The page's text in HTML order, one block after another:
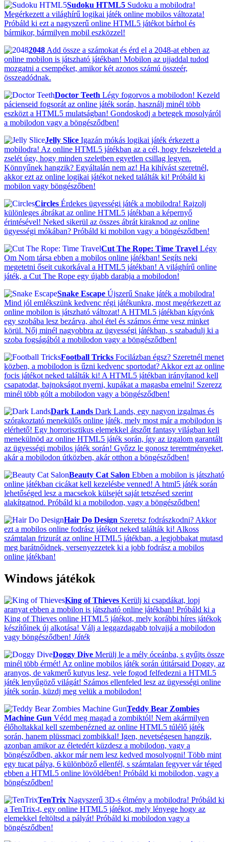
Sudoku HTML5 Sudoku a mobilodra!
Megérkezett a világhírű logikai játék online mobilos változata!
Próbáld ki ezt a nagyszerű online HTML5 játékot bárhol és
bármikor, bármilyen mobil eszközzel!
2048 Add össze a számokat és érd el a 2048-at ebben az
online mobilon is játszható játékban! Mobilon az ujjaddal tudod
mozgatni a csempéket, amikor két azonos számú összeér,
összeadódnak.
Doctor Teeth Légy fogorvos a mobilodon! Kezeld
pácienseid fogsorát az online játék során, használj minél több
eszközt a HTML5 mulatságban! Gondoskodj a betegek mosolyáról
a mobilodon vagy a böngésződben!
Jelly Slice Igazán mókás logikai játék érkezett a
mobilodra! Az online HTML5 játékban az a cél, hogy felszeleteld a
zselét úgy, hogy minden szeletben egyetlen csillag legyen.
Könnyűnek hangzik? Egyáltalán nem az! Ha kihívást szeretnél,
akkor ezt az online logikai játékot neked találták ki! Próbáld ki
mobilon vagy böngészőben!
Circles Érdekes ügyességi játék a mobilodra! Rajzolj
különleges ábrákat az online HTML5 játékban a képernyő
érintésével! Neked sikerül az összes ábrát kiraknod az online
ügyességi mókában? Próbáld ki mobilon vagy a böngésződben!
Cut The Rope: Time Travel Légy
Om Nom társa ebben a mobilos online játékban! Segíts neki
megetetni őseit cukorkával a HTML5 játékban! A világhírű online
játék, a Cut The Rope egy újabb darabja a mobilodon!
Snake Escape Újszerű Snake játék a mobilodra!
Mind jól emlékszünk kedvenc régi játékunkra, most megérkezett az
online mobilon is játszható változat! A HTML5 játékban kígyónk
egy szobába lesz bezárva, ahol étel és számos érme vesz minket
körül. Nőj minél nagyobbra az ügyességi játékban, s szabadulj ki a
szoba fogságából a mobilodon vagy a böngésződben!
Football Tricks Focilázban égsz? Szeretnél menet
közben, a mobilodon is űzni kedvenc sportodat? Akkor ezt az online
focis játékot neked találták ki! A HTML5 játékban irányítanod kell
csapatodat, bajnokságot nyerni, kupákat a magasba emelni! Szerezz
minél több gólt a mobilodon vagy a böngésződben!
Dark Lands Dark Lands, egy nagyon izgalmas és
szórakoztató menekülős online játék, mely most már a mobilodon is
elérhető! Egy horrorisztikus elemekkel átszőtt fantasy világban kell
menekülnöd az online HTML5 játék során, így az izgalom garantált
az ügyességi mobilos játék során! Győzz le gonosz teremtményeket,
akár a mobilodon útközben, akár otthon a böngésződben!
Beauty Cat Salon Ebben a mobilon is játszható
online játékban cicákat kell kezelésbe venned! A html5 játék során
lehetőséged lesz a macsekok külsejét saját tetszésed szerint
alakítgatnod. Próbáld ki a mobilodon, vagy a böngésződben!
Hair Do Design Szeretsz fodrászkodni? Akkor
ezt a mobilos online fodrász játékot neked találták ki! Alkoss
számtalan frizurát az online HTML5 játékban, a legjobbakat mutasd
meg barátnőidnek, versenyezzetek ki a jobb fodrász a mobilos
online játékban!
Windows játékok
King of Thieves Kerülj ki csapdákat, lopj
aranyat ebben a mobilon is játszható online játékban! Próbáld ki a
King of Thieves online HTML5 játékot, mely korábbi híres játékok
készítőinek új alkotása! Válj a leggazdagabb tolvajjá a mobilodon
vagy böngésződben! Játék
Doggy Dive Merülj le a mély óceánba, s gyűjts össze
minél több érmét! Az online mobilos játék során útitársaid Doggy, az
aranyos, de vakmerő kutyus lesz, vele fogod felfedezni a HTML5
játék lenyűgöző világát! Számos ellenfeled lesz az ügyességi online
játék során, küzdj meg velük a mobilodon!
Teddy Bear Zombies
Machine Gun Védd meg magad a zombiktól! Nem akármilyen
élőholtakkal kell szembenézned az online HTML5 túlélő játék
során, hanem plüssmaci zombikkal! Igen, nevetségesen hangzik,
azonban amikor az életedért küzdesz a mobilodon, vagy a
böngésződben, akkor már nem lesz kedved mosolyogni! Több mint
egy tucat pálya, 6 különböző ellenfél, s számtalan fegyver vár téged
ebben a HTML5 online lövöldében! Próbáld ki mobilodon, vagy a
böngésződben!
TenTrix Nagyszerű 3D-s élmény a mobilodra! Próbáld ki
a TenTrix-t, egy online HTML5 játékot, mely lényege hogy az
elemekkel feltöltsd a pályát! Próbáld ki mobilodon vagy a
böngésződben!